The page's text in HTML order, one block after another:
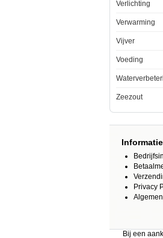
Verlichting
Verwarming
Vijver
Voeding
Zeezout
Informatie
Privacy
Bij een